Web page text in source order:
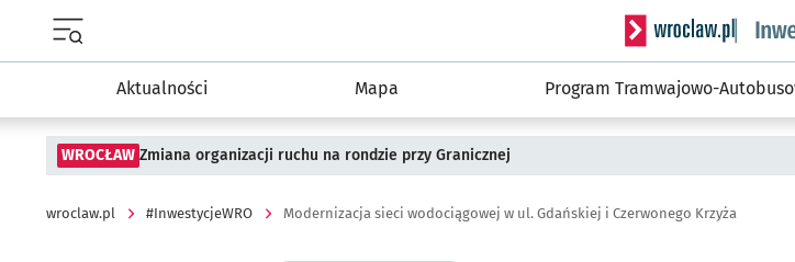
Serwis informacyjny
Aktualności Mapa Program Tramwajowo-
WROCŁAW Zmiana organizacji ruchu na rondzie przy Granicznej
wroclaw.pl #InwestycjeWRO Modernizacja sieci wodociągowej w ul. Gdańskiej i Czerwonego Krzyża